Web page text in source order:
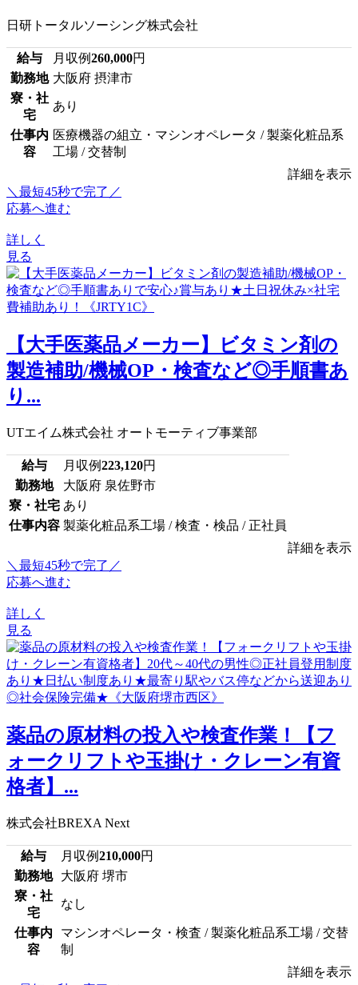
日研トータルソーシング株式会社
給与 月収例260,000円
勤務地 大阪府 摂津市
寮・社
宅
あり
仕事内
容
医療機器の組立・マシンオペレータ / 製薬化粧品系
工場 / 交替制
詳細を表示
＼最短45秒で完了／
応募へ進む
詳しく
見る
【大手医薬品メーカー】ビタミン剤の
製造補助/機械OP・検査など◎手順書あ
り...
UTエイム株式会社 オートモーティブ事業部
給与 月収例223,120円
勤務地
大阪府 泉佐野市
寮・社宅 あり
仕事内容 製薬化粧品系工場 / 検査・検品 / 正社員
詳細を表示
＼最短45秒で完了／
応募へ進む
詳しく
見る
薬品の原材料の投入や検査作業！【フ
ォークリフトや玉掛け・クレーン有資
格者】...
株式会社BREXA Next
給与 月収例210,000円
勤務地
大阪府 堺市
寮・社
宅
なし
仕事内
容
マシンオペレータ・検査 / 製薬化粧品系工場 / 交替
制
詳細を表示